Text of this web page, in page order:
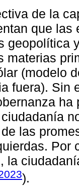
de la
que
geopolítica
materias
(modelo
fuera). Sin
las
Por
la
).